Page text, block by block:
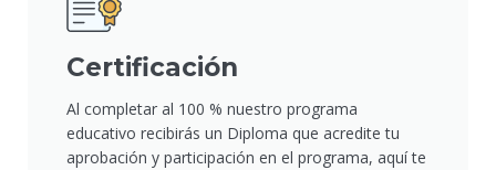
Certificación
Al completar al 100 % nuestro programa
educativo recibirás un Diploma que acredite tu
aprobación y participación en el programa, aquí te